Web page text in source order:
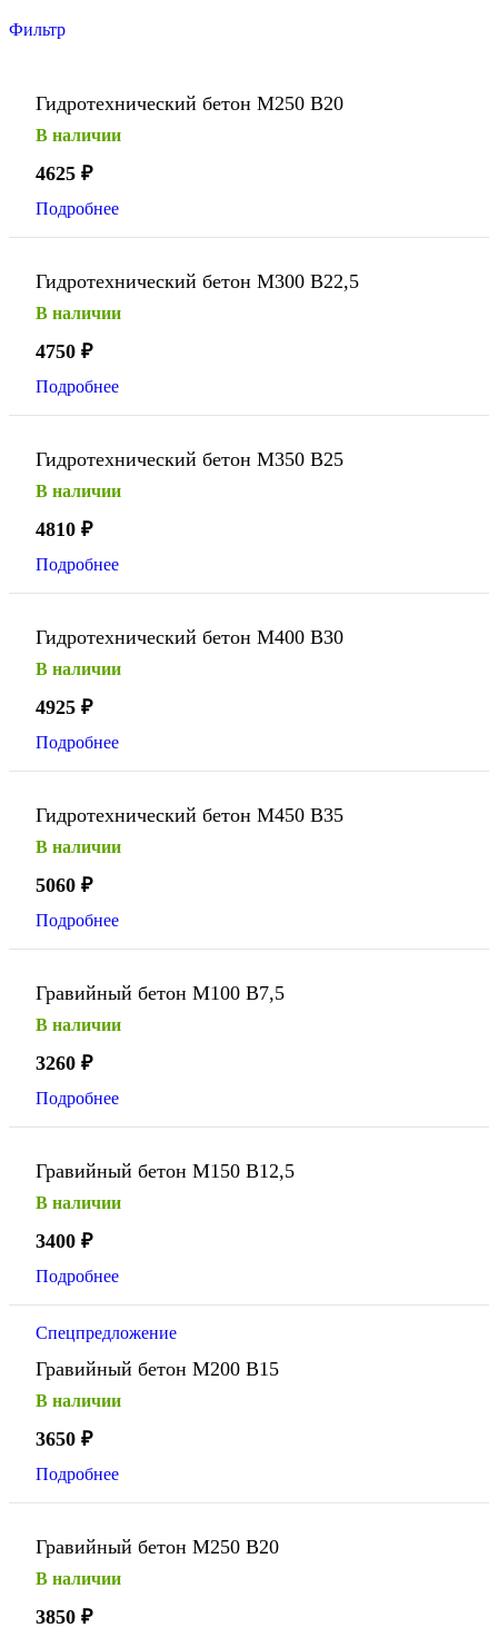
Фильтр
Гидротехнический бетон М250 В20
В наличии
4625 ₽
Подробнее
Гидротехнический бетон М300 В22,5
В наличии
4750 ₽
Подробнее
Гидротехнический бетон М350 В25
В наличии
4810 ₽
Подробнее
Гидротехнический бетон М400 В30
В наличии
4925 ₽
Подробнее
Гидротехнический бетон М450 В35
В наличии
5060 ₽
Подробнее
Гравийный бетон М100 В7,5
В наличии
3260 ₽
Подробнее
Гравийный бетон М150 В12,5
В наличии
3400 ₽
Подробнее
Спецпредложение
Гравийный бетон М200 В15
В наличии
3650 ₽
Подробнее
Гравийный бетон М250 В20
В наличии
3850 ₽